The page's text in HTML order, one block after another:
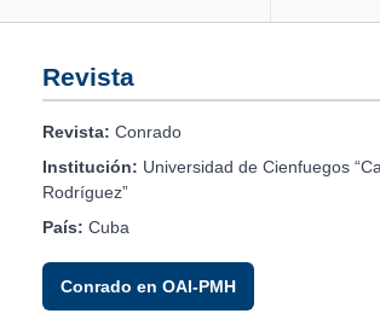
Revista
Revista: Conrado
Institución: Universidad de Cienfuegos
Rodríguez”
País: Cuba
Conrado en OAI-PMH